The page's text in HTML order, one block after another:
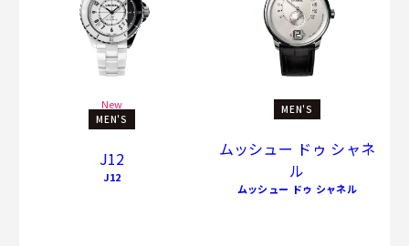
New
MEN'S
J12
J12
MEN'S
ムッシュー ドゥ シャネ
ル
ムッシュー ドゥ シャネル